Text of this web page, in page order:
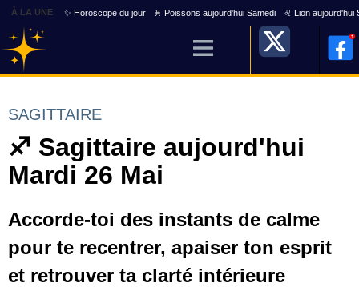
À LA UNE ✨ Horoscope du jour ♓ Poissons aujourd'hui Samedi ♌ Lion aujourd'hui
SAGITTAIRE
♐ Sagittaire aujourd'hui
Mardi 26 Mai
Accorde-toi des instants de calme
pour te recentrer, apaiser ton esprit
et retrouver ta clarté intérieure